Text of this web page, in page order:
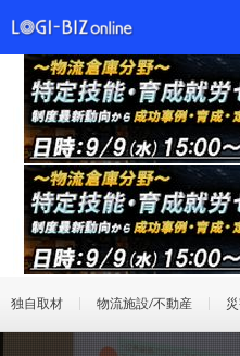
独自取材 物流施設/不動産